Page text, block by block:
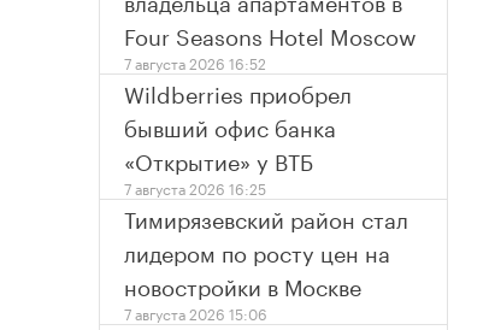
Four Seasons Hotel Moscow
7 августа 2026 16:52
Wildberries приобрел
бывший офис банка
«Открытие» у ВТБ
7 августа 2026 16:25
Тимирязевский район стал
лидером по росту цен на
новостройки в Москве
7 августа 2026 15:06